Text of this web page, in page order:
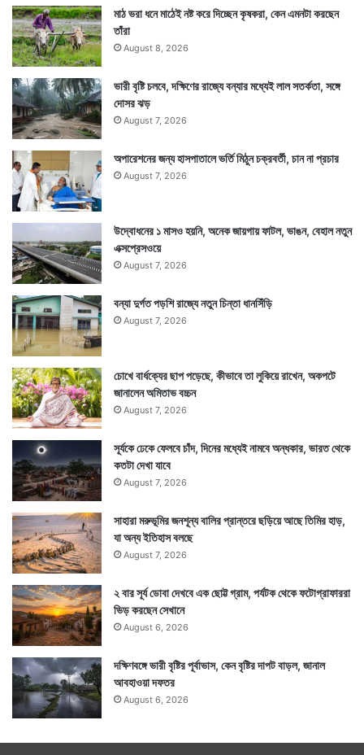
মাঠ ভরা ধনে মাঠেই নষ্ট করে দিচ্ছেন কৃষকরা, কেন এমনটা করছেন
তাঁরা
August 8, 2026
ভারী বৃষ্টি চলবে, দক্ষিণের রাজ্যে বন্যার মধ্যেই লাল সতর্কতা, সঙ্গে
দোসর ঝড়
August 7, 2026
অপারেশনের জন্য হাসপাতালে ভর্তি মিঠুন চক্রবর্তী, চান না প্রচার
August 7, 2026
উদ্বোধনের ১ মাসও হয়নি, অনেক জায়গায় ফাটল, ভাঙন, বেহাল নতুন
এক্সপ্রেসওয়ে
August 7, 2026
বন্যা দুর্গত পড়শি রাজ্যে নতুন চিন্তা ধানসিঁড়ি
August 7, 2026
চোখে বার্ধক্যের ছাপ পড়েছে, কীভাবে তা লুকিয়ে রাখেন, অকপটে
জানালেন অমিতাভ বচ্চন
August 7, 2026
সূর্যকে ঢেকে ফেলবে চাঁদ, দিনের মধ্যেই নামবে অন্ধকার, ভারত থেকে
কতটা দেখা যাবে
August 7, 2026
সাহারা মরুভূমির জনশূন্য বালির প্রান্তরে ছড়িয়ে আছে তিমির হাড়,
যা অন্য ইতিহাস বলছে
August 7, 2026
২ বার সূর্য ডোবা দেখবে এক ছোট্ট গ্রাম, পর্যটক থেকে ফটোগ্রাফাররা
ভিড় করছেন সেখানে
August 6, 2026
দক্ষিণবঙ্গে ভারী বৃষ্টির পূর্বাভাস, কেন বৃষ্টির দাপট বাড়ল, জানাল
আবহাওয়া দফতর
August 6, 2026